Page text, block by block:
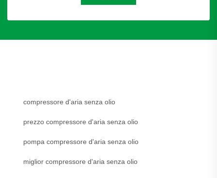
compressore d'aria senza olio
prezzo compressore d'aria senza olio
pompa compressore d'aria senza olio
miglior compressore d'aria senza olio